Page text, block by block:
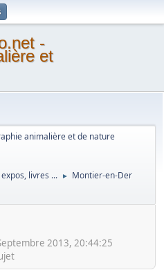
-
et
animalière et de nature
livres ... ► Montier-en-Der
2013, 20:44:25